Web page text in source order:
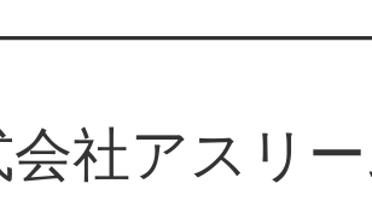
会社アスリ